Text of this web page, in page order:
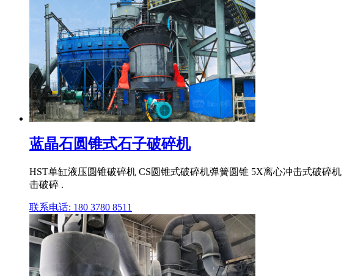
蓝晶石圆锥式石子破碎机
HST单缸液压圆锥破碎机 CS圆锥式破碎机弹簧圆锥 5X离心冲击式破碎
击破碎 .
联系电话: 180 3780 8511